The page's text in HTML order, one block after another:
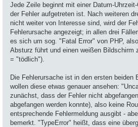
Stack trace:
#0 www.mein-
#1 www.mein-
# 2 www.mein-
#3 www.mein-
#4 in www.mein-
Jede Zeile beginnt mit einer Datum-
der Fehler aufgetreten ist. Nach weiteren
nicht weiter von Interesse sind, wird der
Fehlerursache angezeigt; in allen drei
es sich um sog. "Fatal Error" von PHP,
Absturz führt und einen weißen Bildschirm
= "tödlich").
Die Fehlerursache ist in den ersten beiden
wollen diese etwas genauer ansehen:
zunächst, dass der Fehler nicht
abgefangen werden konnte), also keine
entsprechende Fehlermeldung ausgibt -
bemerkt. "TypeError" heißt, dass eine